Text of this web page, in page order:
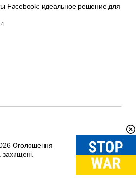
Facebook: идеальное решение для
Оголошення
захищені.
Вгору↑